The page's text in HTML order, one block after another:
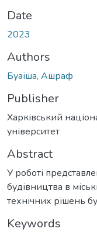
Date
2023
Authors
Буаіша, Ашраф
Publisher
Харківський
університет
Abstract
У роботі
будівництва в
технічних рішень
Keywords